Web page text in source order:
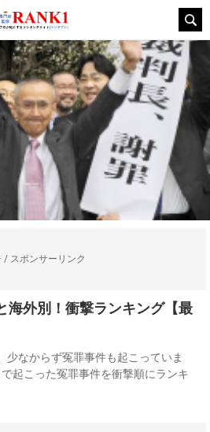
/ スポンサーリンク
海外別！衝撃ランキング【最
少なからず冤罪事件も起こっていま
起こった冤罪事件を衝撃順にランキ